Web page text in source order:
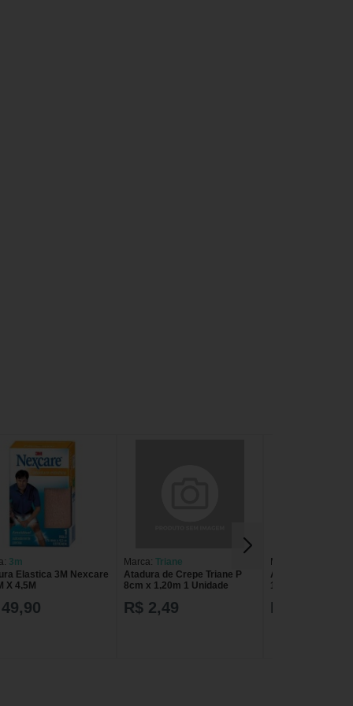
3m
Elastica 3M Nexcare
X 4,5M
Marca: Triane
Atadura de Crepe Triane P
8cm x 1,20m 1 Unidade
R$ 2,49
Marca:
Atadura Ever
1,80m 1 Unidade
R$ 7,59